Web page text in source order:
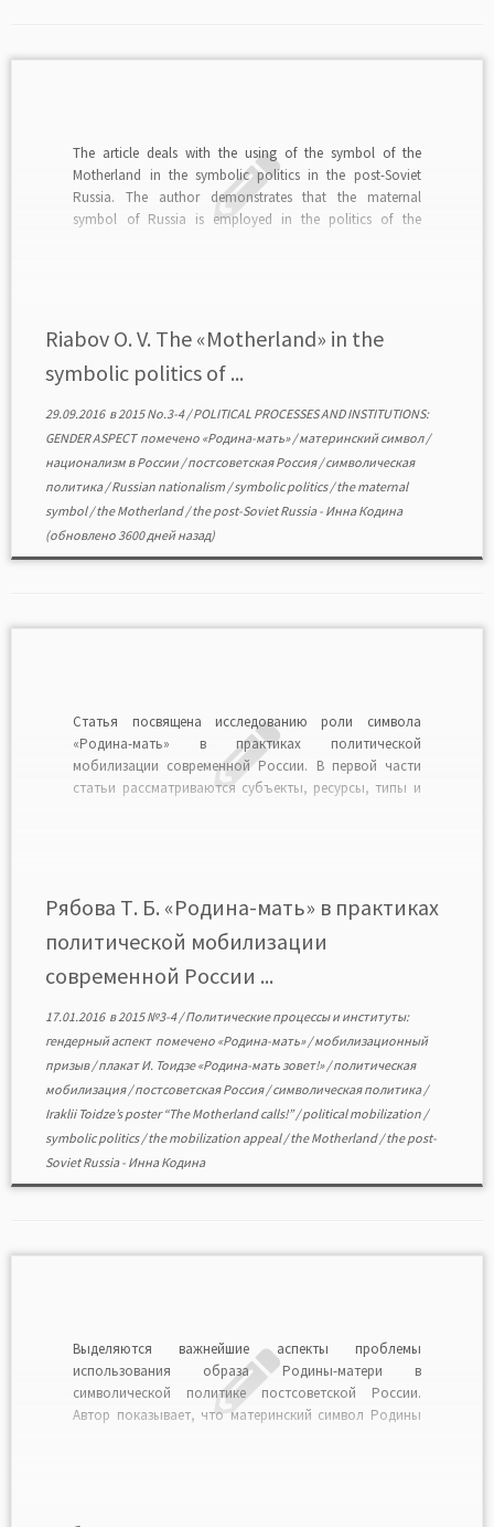
The article deals with the using of the symbol of the
Motherland in the symbolic politics in the post-Soviet
Russia. The author demonstrates that the maternal
symbol of Russia is employed in the politics of the
Riabov O. V. The «Motherland» in the
symbolic politics of ...
29.09.2016в2015 No.3-4/POLITICAL PROCESSES AND INSTITUTIONS:
GENDER ASPECTпомечено «Родина-мать»/материнский символ/
национализм в России /постсоветская Россия/символическая
политика/Russian nationalism /symbolic politics/the maternal
symbol/the Motherland/the post-Soviet Russia- Инна Кодина
(обновлено 3600 дней назад)
Статья посвящена исследованию роли символа
«Родина-мать» в практиках политической
мобилизации современной России. В первой части
статьи рассматриваются субъекты, ресурсы, типы и
символа России на примере образа с плаката И.
Тоидзе […]
Рябова Т. Б. «Родина-мать» в практиках
политической мобилизации
современной России ...
17.01.2016в2015 №3-4/Политические процессы и институты:
гендерный аспект помечено «Родина-мать»/мобилизационный
призыв/плакат И. Тоидзе «Родина-мать зовет!»/политическая
мобилизация/постсоветская Россия/символическая политика/
Iraklii Toidze’s poster “The Motherland calls!”/political mobilization /
symbolic politics/the mobilization appeal/the Motherland/the post-
Soviet Russia- Инна Кодина
Выделяются важнейшие аспекты проблемы
использования образа Родины-матери в
символической политике постсоветской России.
Автор показывает, что материнский символ Родины